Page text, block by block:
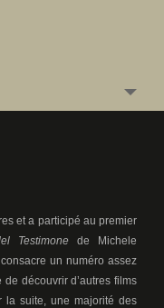
et a participé au premier
Testimonede Michele
un numéro assez
découvrir d’autres films
la suite, une majorité des